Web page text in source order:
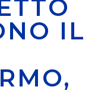
IL